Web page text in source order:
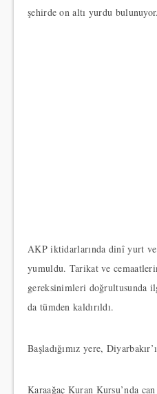
şehirde on altı yurdu bulunuyor.
AKP iktidarlarında dinî yurt ve
yumuldu. Tarikat ve
gereksinimleri doğrultusunda
da tümden kaldırıldı.
Başladığımız yere,
Karaağaç Kuran Kursu’nda